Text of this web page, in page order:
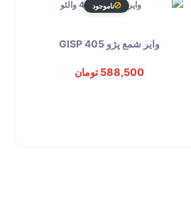
ناموجود
وایر شمع پژو 405 GISP
588,500 تومان